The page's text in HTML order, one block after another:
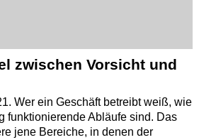
zwischen Vorsicht und
Wer ein Geschäft betreibt weiß, wie
funktionierende Abläufe sind. Das
jene Bereiche, in denen der